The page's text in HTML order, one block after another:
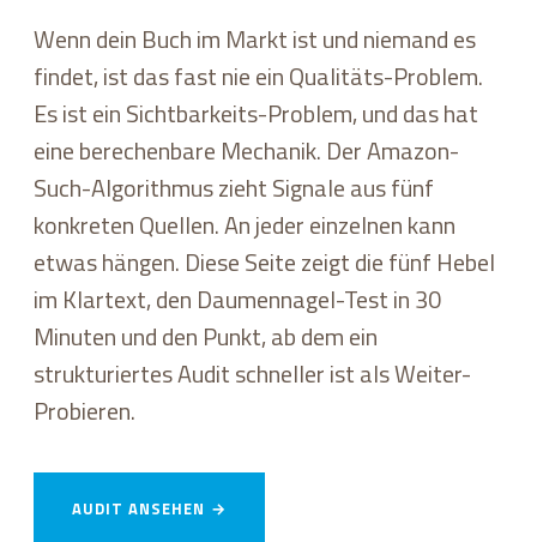
Wenn dein Buch im Markt ist und niemand es
findet, ist das fast nie ein Qualitäts-Problem.
Es ist ein Sichtbarkeits-Problem, und das hat
eine berechenbare Mechanik. Der Amazon-
Such-Algorithmus zieht Signale aus fünf
konkreten Quellen. An jeder einzelnen kann
etwas hängen. Diese Seite zeigt die fünf Hebel
im Klartext, den Daumennagel-Test in 30
Minuten und den Punkt, ab dem ein
strukturiertes Audit schneller ist als Weiter-
Probieren.
AUDIT ANSEHEN →